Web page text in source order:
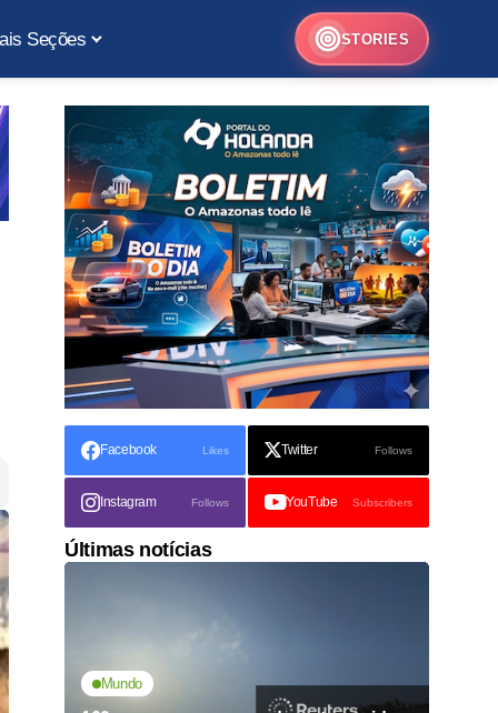
Seções STORIES
Facebook Likes Twitter Follows
Instagram Follows YouTube Subscribers
Últimas notícias
Mundo